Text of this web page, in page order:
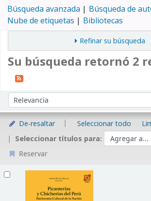
Búsqueda avanzada
Búsqueda de
Nube de etiquetas
Bibliotecas
Refinar su búsqueda
Su búsqueda retornó 2
Ordenar por:
De-resaltar Seleccionar todo
Seleccionar títulos para:
Reservar